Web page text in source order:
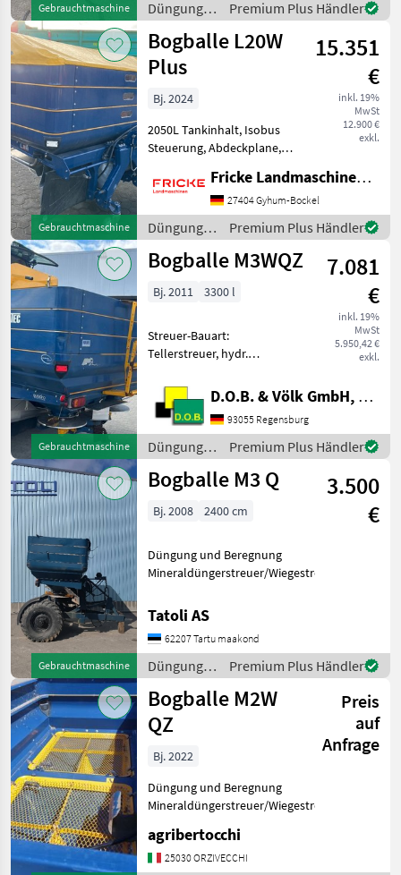
Gebrauchtmaschine
Düngung
und
Beregnung
/ Bogballe
Premium Plus Händler
Gebrauchtmaschine
Bogballe L20W
Plus
15.351
€
inkl. 19%
MwSt
12.900 €
exkl.
Bj. 2024
2050L Tankinhalt, Isobus
Steuerung, Abdeckplane,
Grenzstreueinrichtung,
Streuschaufeln E1 12m bis
18m, Streuschaufeln E2
20m bis 24m Düngung und
Be
Fricke Landmaschinen GmbH
27404 Gyhum-Bockel
Düngung
und
Beregnung
Premium Plus Händler
Gebrauchtmaschine
Bogballe M3WQZ
7.081
€
inkl. 19%
MwSt
5.950,42 €
exkl.
Bj. 2011 3300 l
Streuer-Bauart:
Tellerstreuer, hydr.
Grenzstreueinrichtung
Gebr. Bogballe
Düngerstreuer M3W plus
Baujahr: 2012 - 3300 l mit
ISOBUS - Abdeckplane
Verkauf i
D.O.B. & Völk GmbH, Filiale Regensburg
93055 Regensburg
Düngung
und
Beregnung
Premium Plus Händler
Gebrauchtmaschine
Bogballe M3 Q
3.500
€
Bj. 2008 2400 cm
Düngung und Beregnung
Mineraldüngerstreuer/Wiegestreuer
Tatoli AS
62207 Tartu maakond
Düngung
und
Beregnung
/ Bogballe
Premium Plus Händler
Bogballe M2W
QZ
Preis
auf
Anfrage
Bj. 2022
Düngung und Beregnung
Mineraldüngerstreuer/Wiegestreuer
agribertocchi
25030 ORZIVECCHI